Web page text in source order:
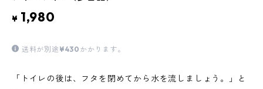
¥ 1,980
送料が別途 ¥430 かかります。
「トイレの後は、フタを閉めてから水を流しましょう。」と